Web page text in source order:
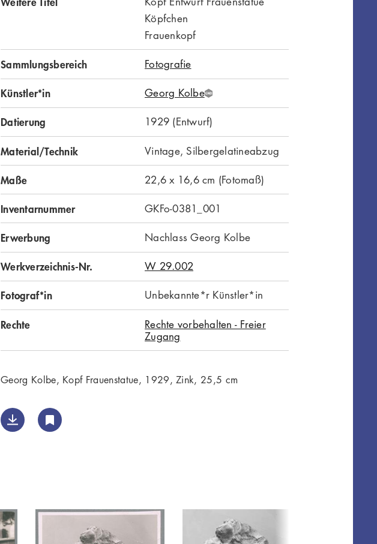
Köpfchen
Frauenkopf
Sammlungsbereich Fotografie
Künstler*in Georg KolbeG
N
D
Datierung 1929 (Entwurf)
Material/Technik Vintage, Silbergelatineabzug
Maße 22,6 x 16,6 cm (Fotomaß)
Inventarnummer GKFo-0381_001
Erwerbung Nachlass Georg Kolbe
Werkverzeichnis-Nr. W 29.002
Fotograf*in Unbekannte*r Künstler*in
Rechte
Rechte vorbehalten - Freier
Zugang
Georg Kolbe, Kopf Frauenstatue, 1929, Zink, 25,5 cm